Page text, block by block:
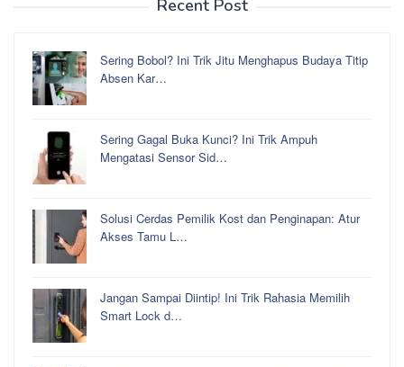
Recent Post
Sering Bobol? Ini Trik Jitu Menghapus Budaya Titip
Absen Kar…
Sering Gagal Buka Kunci? Ini Trik Ampuh
Mengatasi Sensor Sid…
Solusi Cerdas Pemilik Kost dan Penginapan: Atur
Akses Tamu L…
Jangan Sampai Diintip! Ini Trik Rahasia Memilih
Smart Lock d…